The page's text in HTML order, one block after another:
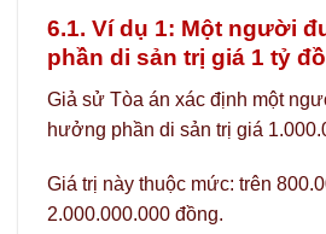
6.1. Ví dụ 1: Một người
phần di sản trị giá 1 tỷ
Giả sử Tòa án xác định một
hưởng phần di sản trị giá
Giá trị này thuộc mức: trên
2.000.000.000 đồng.